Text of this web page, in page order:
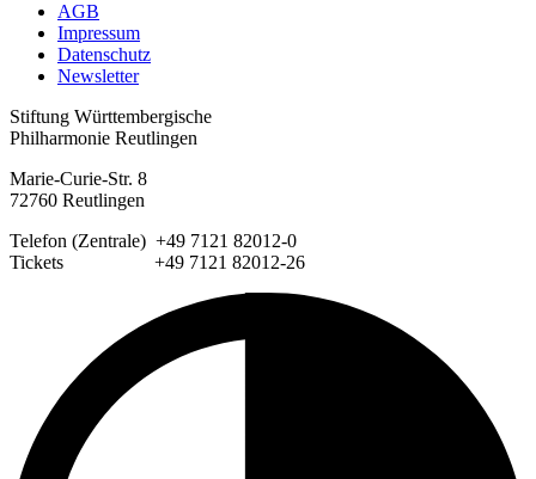
AGB
Impressum
Datenschutz
Newsletter
Stiftung Württembergische
Philharmonie Reutlingen
Marie-Curie-Str. 8
72760 Reutlingen
Telefon (Zentrale) +49 7121 82012-0
Tickets +49 7121 82012-26